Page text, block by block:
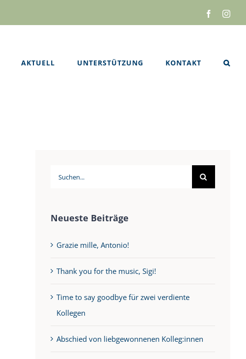
Facebook
AKTUELL UNTERSTÜTZUNG KONTAKT
Suche
Neueste Beiträge
Grazie mille, Antonio!
Thank you for the music, Sigi!
Time to say goodbye für zwei verdiente
Kollegen
Abschied von liebgewonnenen Kolleg:innen